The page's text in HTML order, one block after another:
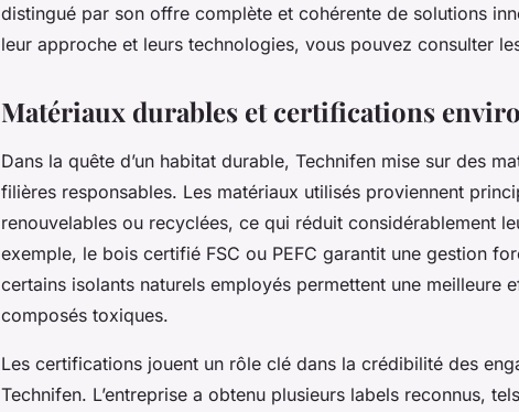
distingué par son offre complète et cohérente de solutions
leur approche et leurs technologies, vous pouvez consulter
Matériaux durables et certifications
Dans la quête d’un habitat durable, Technifen mise sur des
filières responsables. Les matériaux utilisés proviennent
renouvelables ou recyclées, ce qui réduit considérablement
exemple, le bois certifié FSC ou PEFC garantit une gestion
certains isolants naturels employés permettent une meilleure
composés toxiques.
Les certifications jouent un rôle clé dans la crédibilité des
Technifen. L’entreprise a obtenu plusieurs labels reconnus,